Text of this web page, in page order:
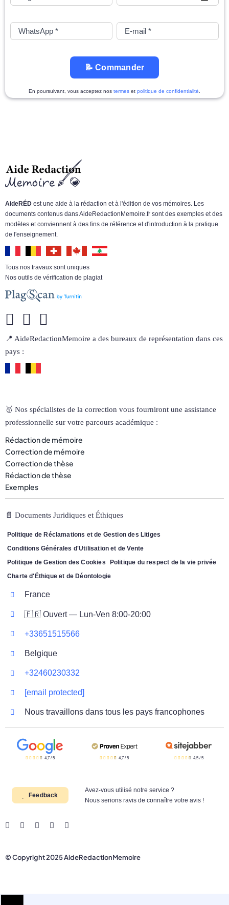
📝 Commander
En poursuivant, vous acceptez nos termes et politique de confidentialité
AideRÉD est une aide à la rédaction et à l'édition de vos mémoires. Les
documents contenus dans AideRedactionMemoire.fr sont des exemples et des
modèles et conviennent à des fins de référence et d'introduction à la pratique
de l'enseignement.
Tous nos travaux sont uniques
Nos outils de vérification de plagiat
📍 AideRedactionMemoire a des bureaux de représentation dans ces
pays :
🥇 Nos spécialistes de la correction vous fourniront une assistance
professionnelle sur votre parcours académique :
Rédaction de mémoire
Correction de mémoire
Correction de thèse
Rédaction de thèse
Exemples
📄 Documents Juridiques et Éthiques
Politique de Réclamations et de Gestion des Litiges
Conditions Générales d'Utilisation et de Vente
Politique de Gestion des Cookies
Politique du respect de la vie privée
Charte d'Éthique et de Déontologie
France
🇫🇷 Ouvert — Lun-Ven 8:00-20:00
+33651515566
Belgique
+32460230332
[email protected]
Nous travaillons dans tous les pays francophones
4,7/ 5 4,7 /5 4,5/ 5
Feedback
Avez-vous utilisé notre service ?
Nous serions ravis de connaître votre avis !
© Copyright 2025 AideRedactionMemoire